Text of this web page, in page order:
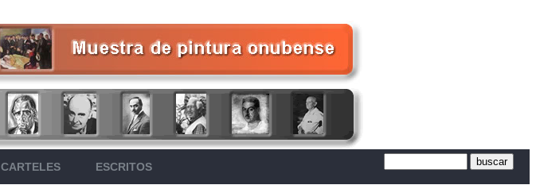
CARTELES ESCRITOS